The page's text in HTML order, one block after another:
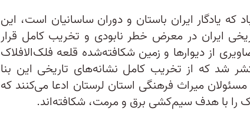
که یادگار ایران باستان و دوران ساسانیان است، این
ایران در معرض خطر نابودی و تخریب کامل قرار
از دیوارها و زمین شکافته‌شده قلعه فلک‌الافلاک
شد که از تخریب کامل نشانه‌های تاریخی این بنا
میراث فرهنگی استان لرستان ادعا می‌کنند که
را با هدف سیم‌کشی برق و مرمت، شکافته‌اند.